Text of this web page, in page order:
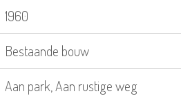
1960
Bestaande bouw
Aan park, Aan rustige weg